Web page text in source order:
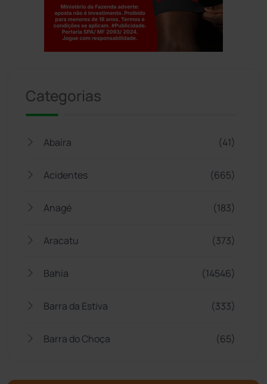
Categorias
Abaíra (41)
Acidentes (665)
Anagé (183)
Aracatu (373)
Bahia (14546)
Barra da Estiva (333)
Barra do Choça (65)